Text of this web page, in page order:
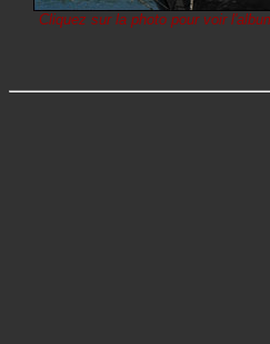
Cliquez sur la photo pour voir